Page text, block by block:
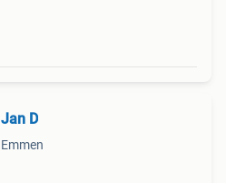
Jan D
Emmen